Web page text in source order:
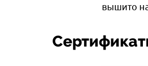
вышито